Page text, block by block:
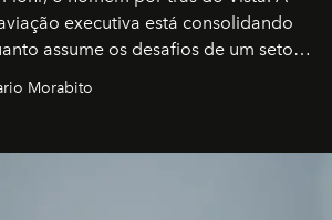
executiva está consolidando
assume os desafios de um setor
e redefinindo o conceito de luxo
Morabito